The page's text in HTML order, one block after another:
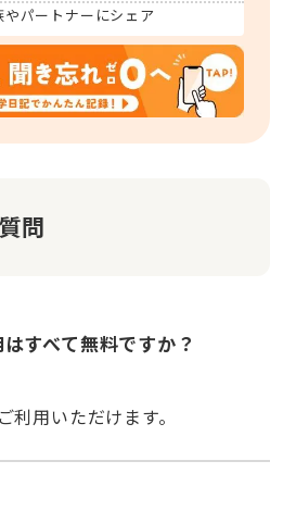
やパートナーにシェア
問
すべて無料ですか？
利用いただけます。